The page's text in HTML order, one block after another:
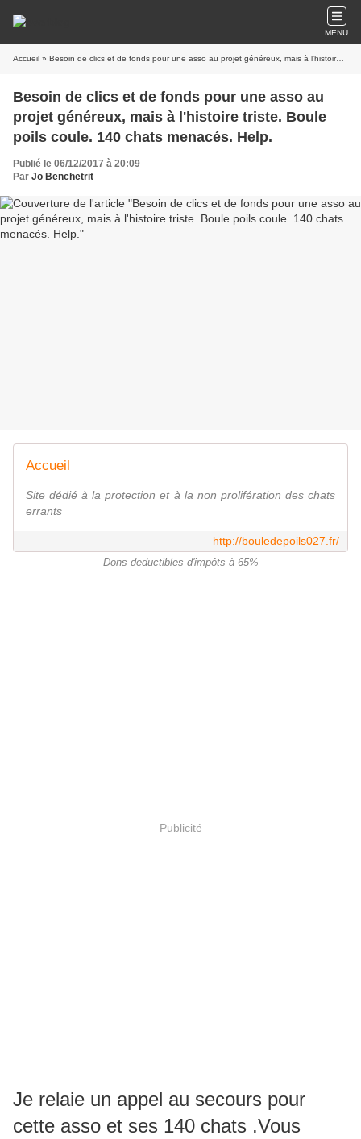
MENU
Accueil » Besoin de clics et de fonds pour une asso au projet généreux, mais à l'histoire triste. Boule poils coule. 140 chats menacés. Help.
Besoin de clics et de fonds pour une asso au
projet généreux, mais à l'histoire triste. Boule
poils coule. 140 chats menacés. Help.
Publié le 06/12/2017 à 20:09
Par Jo Benchetrit
Accueil
Site dédié à la protection et à la non prolifération des chats
errants
http://bouledepoils027.fr/
Dons deductibles d'impôts à 65%
Publicité
Je relaie un appel au secours pour
cette asso et ses 140 chats .Vous